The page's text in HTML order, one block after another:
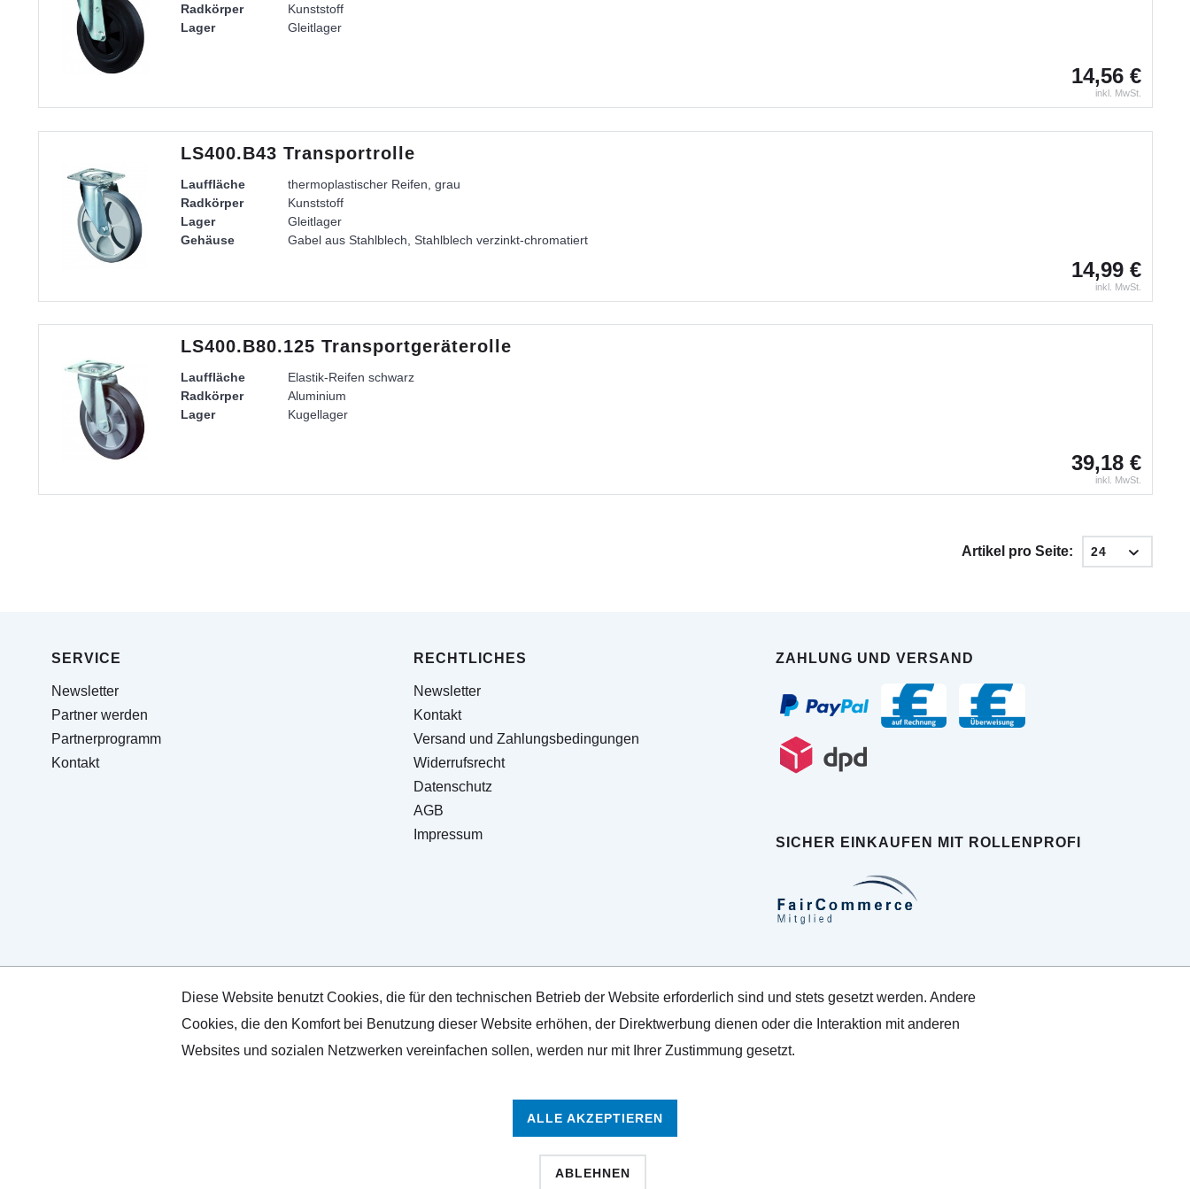
Radkörper
Kunststoff
Lager
Gleitlager
14,56 €
inkl. MwSt.
LS400.B43 Transportrolle
Lauffläche
thermoplastischer Reifen, grau
Radkörper
Kunststoff
Lager
Gleitlager
Gehäuse
Gabel aus Stahlblech, Stahlblech verzinkt-chromatiert
14,99 €
inkl. MwSt.
LS400.B80.125 Transportgeräterolle
Lauffläche
Elastik-Reifen schwarz
Radkörper
Aluminium
Lager
Kugellager
39,18 €
inkl. MwSt.
Artikel pro Seite:
SERVICE
Newsletter
Partner werden
Partnerprogramm
Kontakt
RECHTLICHES
Newsletter
Kontakt
Versand und Zahlungsbedingungen
Widerrufsrecht
Datenschutz
AGB
Impressum
ZAHLUNG UND VERSAND
SICHER EINKAUFEN MIT ROLLENPROFI
Diese Website benutzt Cookies, die für den technischen Betrieb der Website erforderlich sind und stets gesetzt werden. Andere
Cookies, die den Komfort bei Benutzung dieser Website erhöhen, der Direktwerbung dienen oder die Interaktion mit anderen
Websites und sozialen Netzwerken vereinfachen sollen, werden nur mit Ihrer Zustimmung gesetzt.
ALLE AKZEPTIEREN
ABLEHNEN